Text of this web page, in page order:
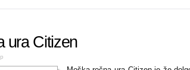
ura Citizen